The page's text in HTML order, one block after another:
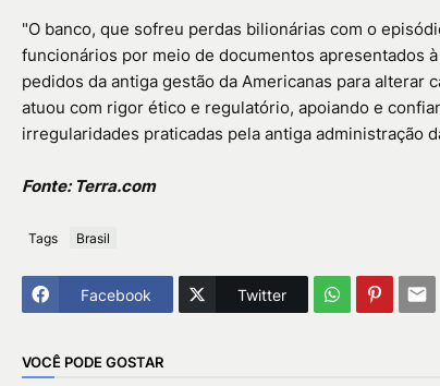
"O banco, que sofreu perdas bilionárias com o
funcionários por meio de documentos apresentados
pedidos da antiga gestão da Americanas para
atuou com rigor ético e regulatório, apoiando e
irregularidades praticadas pela antiga administração
Fonte: Terra.com
Tags Brasil
Facebook Twitter
VOCÊ PODE GOSTAR